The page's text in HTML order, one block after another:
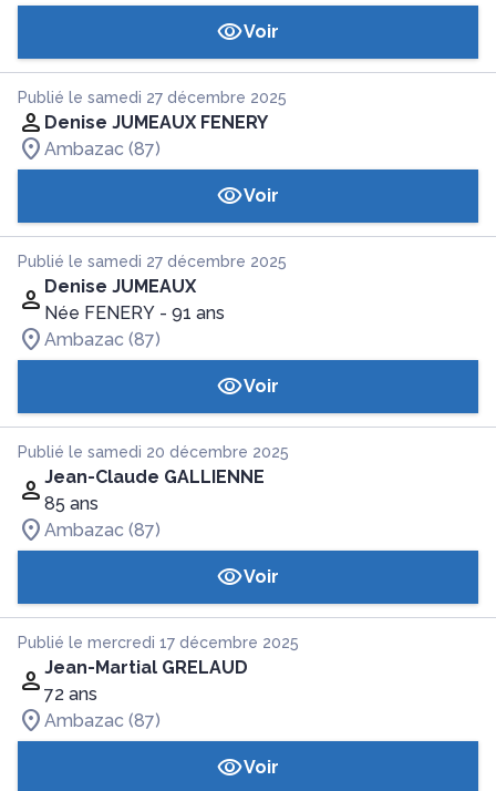
Voir
Publié le samedi 27 décembre 2025
Denise JUMEAUX FENERY
Ambazac (87)
Voir
Publié le samedi 27 décembre 2025
Denise JUMEAUX
Née FENERY - 91 ans
Ambazac (87)
Voir
Publié le samedi 20 décembre 2025
Jean-Claude GALLIENNE
85 ans
Ambazac (87)
Voir
Publié le mercredi 17 décembre 2025
Jean-Martial GRELAUD
72 ans
Ambazac (87)
Voir